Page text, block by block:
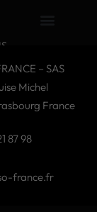
– SAS
Michel
France
87 98
france.fr